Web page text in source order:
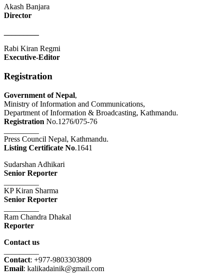
Akash Banjara
Director
Rabi Kiran Regmi
Executive-Editor
Registration
Government of Nepal,
Ministry of Information and Communications,
Department of Information & Broadcasting, Kathmandu.
Registration No.1276/075-76
Press Council Nepal, Kathmandu.
Listing Certificate No.1641
Sudarshan Adhikari
Senior Reporter
KP Kiran Sharma
Senior Reporter
Ram Chandra Dhakal
Reporter
Contact us
Contact: +977-9803303809
Email: kalikadainik@gmail.com